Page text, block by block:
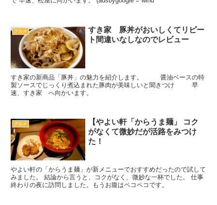
グルメ
すき家 豚丼がおいしくてリピー
ト間違いなしなのでレビュー
すき家の新商品「豚丼」の魅力を紹介します。 醤油ベースの特
製ソースでじっくり煮込まれた豚肉が美味しいと聞きつけ 早
速、すき家 へ向かいます。
グルメ
【やよい軒「からうま麺」 コク
がなくて微妙だが活路をみつけ
た！
やよい軒の「からうま麺」が新メニューでおすすめだったので試して
みました。 結論から言うと、コクがなく、微妙な一杯でした。 仕事
終わりの夜に訪問しました。もうお腹はペコペコです。